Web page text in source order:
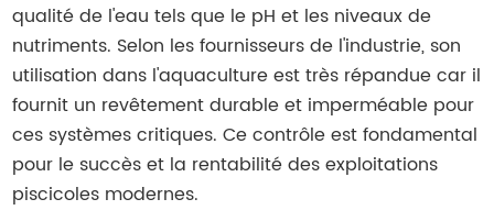
qualité de l'eau tels que le pH et les niveaux de
nutriments. Selon les fournisseurs de l'industrie, son
utilisation dans l'aquaculture est très répandue car il
fournit un revêtement durable et imperméable pour
ces systèmes critiques. Ce contrôle est fondamental
pour le succès et la rentabilité des exploitations
piscicoles modernes.